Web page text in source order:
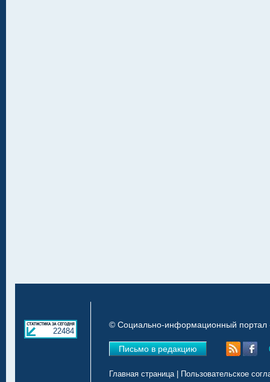
22484
© Социально-информационный портал
Письмо в редакцию
Главная страница| Пользовательское